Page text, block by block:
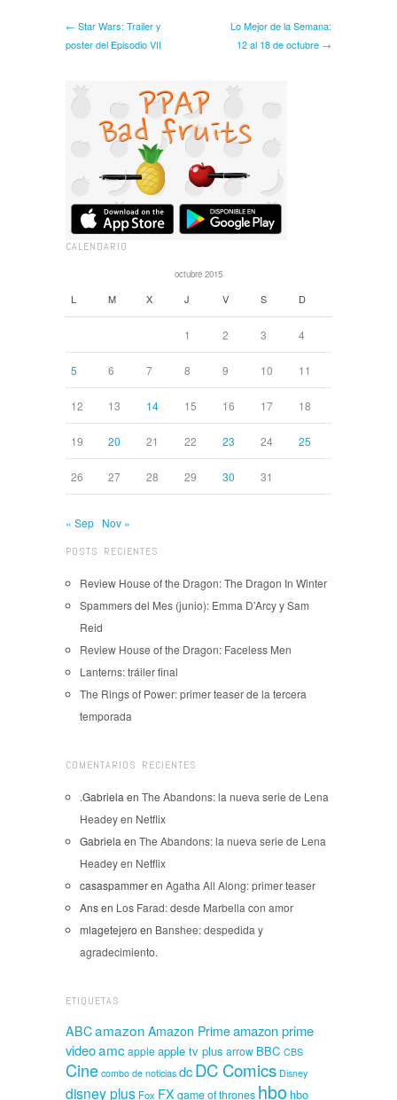
← Star Wars: Trailer y
poster del Episodio VII
Lo Mejor de la Semana:
12 al 18 de octubre →
CALENDARIO
octubre 2015
L M X J V S D
1 2 3 4
5 6 7 8 9 10 11
12 13 14 15 16 17 18
19 20 21 22 23 24 25
26 27 28 29 30 31
« Sep Nov »
POSTS RECIENTES
Review House of the Dragon: The Dragon In Winter
Spammers del Mes (junio): Emma D’Arcy y Sam
Reid
Review House of the Dragon: Faceless Men
Lanterns: tráiler final
The Rings of Power: primer teaser de la tercera
temporada
COMENTARIOS RECIENTES
.Gabriela en The Abandons: la nueva serie de Lena
Headey en Netflix
Gabriela en The Abandons: la nueva serie de Lena
Headey en Netflix
casaspammeren Agatha All Along: primer teaser
Ansen Los Farad: desde Marbella con amor
mlagetejero en Banshee: despedida y
agradecimiento.
ETIQUETAS
ABCamazon Amazon Primeamazon prime
videoamcapple apple tv plus arrow BBC CBS
Cine combo de noticias dcDC Comics Disney
disney plus Fox FX game of thrones hbo hbo